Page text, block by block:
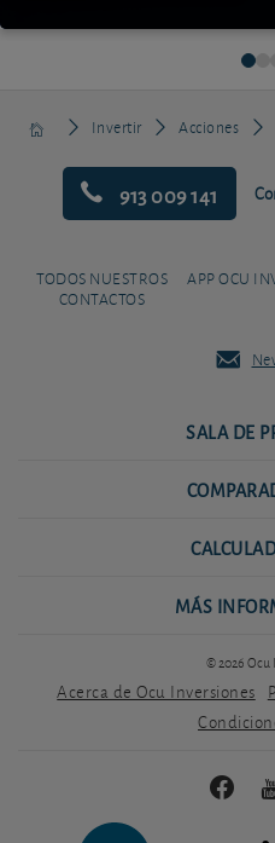
Invertir Acciones
913 009 141
TODOS NUESTROS
CONTACTOS
APP OCU
SALA DE
MÁS
© 2026 Ocu
Acerca de Ocu Inversiones